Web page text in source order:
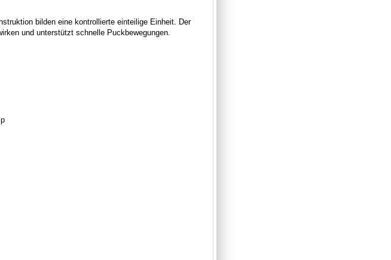
bilden eine kontrollierte einteilige Einheit. Der
und unterstützt schnelle Puckbewegungen.